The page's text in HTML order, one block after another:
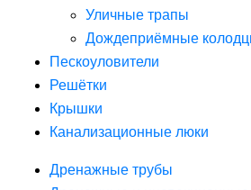
Уличные трапы
Дождеприёмные
Пескоуловители
Решётки
Крышки
Канализационные люки
Дренажные трубы